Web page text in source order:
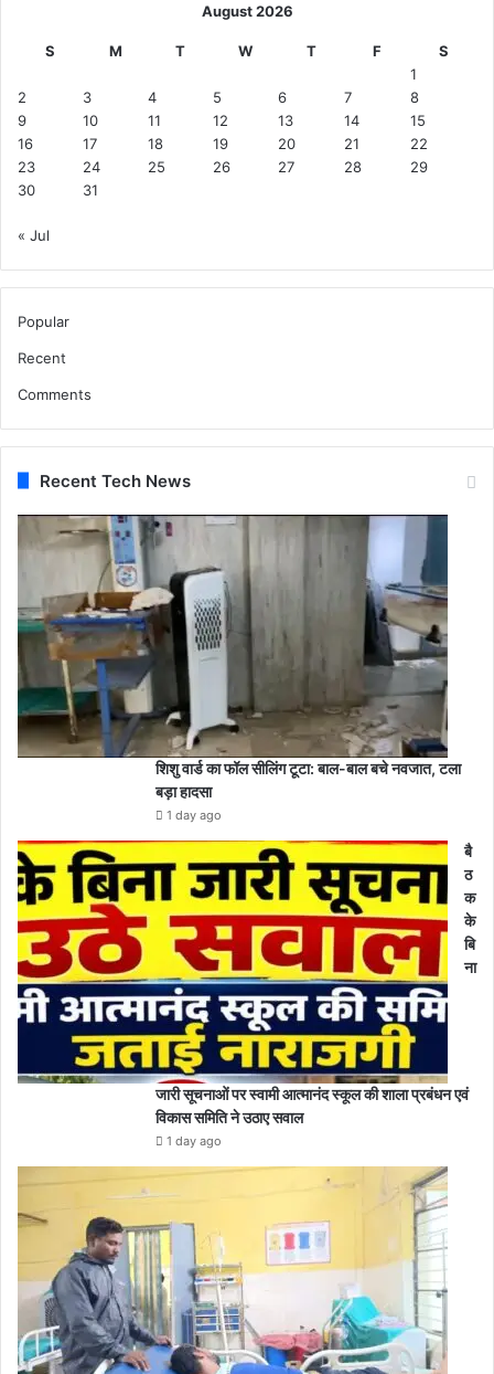
August 2026
S M T W T F
S
1
2
3 4 5 6 7
8
9
10 11 12 13 14
15
16
17 18 19 20 21
22
23
24 25 26 27 28
29
30
31
« Jul
Popular
Recent
Comments
Recent Tech News
शिशु वार्ड का फॉल सीलिंग टूटा: बाल-बाल बचे नवजात, टला
बड़ा हादसा
1 day ago
बै
ठ
क
के
बि
ना
जारी सूचनाओं पर स्वामी आत्मानंद स्कूल की शाला प्रबंधन एवं
विकास समिति ने उठाए सवाल
1 day ago